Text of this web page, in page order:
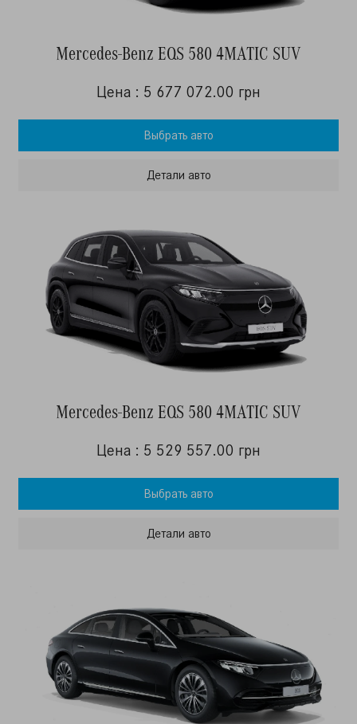
Mercedes-Benz EQS 580 4MATIC SUV
Цена : 5 677 072.00 грн
Выбрать авто
Детали авто
Mercedes-Benz EQS 580 4MATIC SUV
Цена : 5 529 557.00 грн
Выбрать авто
Детали авто